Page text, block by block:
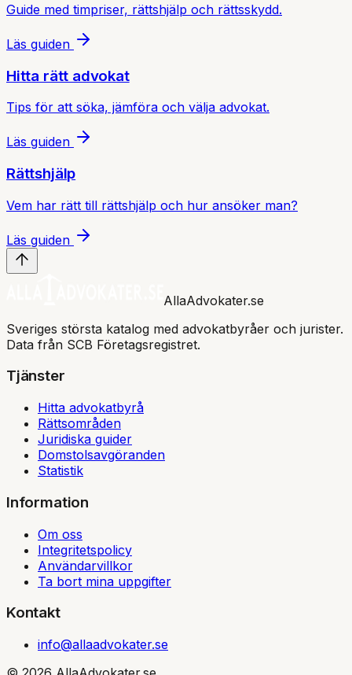
Guide med timpriser, rättshjälp och rättsskydd.
Läs guiden
Hitta rätt advokat
Tips för att söka, jämföra och välja advokat.
Läs guiden
Rättshjälp
Vem har rätt till rättshjälp och hur ansöker man?
Läs guiden
AllaAdvokater.se
Sveriges största katalog med advokatbyråer och jurister.
Data från SCB Företagsregistret.
Tjänster
Hitta advokatbyrå
Rättsområden
Juridiska guider
Domstolsavgöranden
Statistik
Information
Om oss
Integritetspolicy
Användarvillkor
Ta bort mina uppgifter
Kontakt
info@allaadvokater.se